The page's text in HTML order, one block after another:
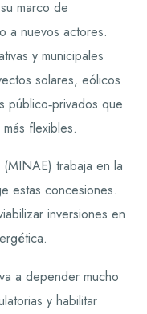
marco de
a nuevos actores.
y municipales
solares, eólicos
público‑privados que
flexibles.
trabaja en la
estas concesiones.
inversiones en
a depender mucho
y habilitar